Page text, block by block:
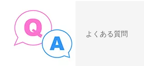
よくある質問